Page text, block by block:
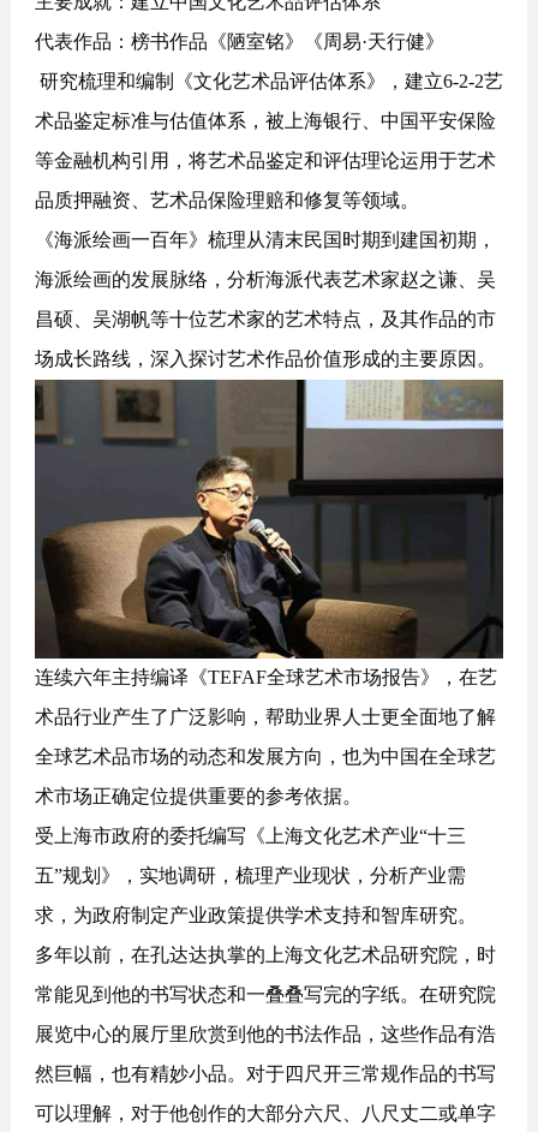
代表作品：榜书作品《陋室铭》《周易·天行健》
研究梳理和编制《文化艺术品评估体系》，建立6-2-2艺
术品鉴定标准与估值体系，被上海银行、中国平安保险
等金融机构引用，将艺术品鉴定和评估理论运用于艺术
品质押融资、艺术品保险理赔和修复等领域。
《海派绘画一百年》梳理从清末民国时期到建国初期，
海派绘画的发展脉络，分析海派代表艺术家赵之谦、吴
昌硕、吴湖帆等十位艺术家的艺术特点，及其作品的市
场成长路线，深入探讨艺术作品价值形成的主要原因。
连续六年主持编译《TEFAF全球艺术市场报告》，在艺
术品行业产生了广泛影响，帮助业界人士更全面地了解
全球艺术品市场的动态和发展方向，也为中国在全球艺
术市场正确定位提供重要的参考依据。
受上海市政府的委托编写《上海文化艺术产业“十三
五”规划》，实地调研，梳理产业现状，分析产业需
求，为政府制定产业政策提供学术支持和智库研究。
多年以前，在孔达达执掌的上海文化艺术品研究院，时
常能见到他的书写状态和一叠叠写完的字纸。在研究院
展览中心的展厅里欣赏到他的书法作品，这些作品有浩
然巨幅，也有精妙小品。对于四尺开三常规作品的书写
可以理解，对于他创作的大部分六尺、八尺丈二或单字